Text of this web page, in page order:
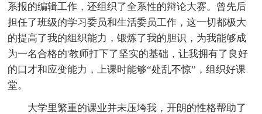
系报的编辑工作，还组织了全系性的辩论大赛。曾先后
担任了班级的学习委员和生活委员工作，这一切都极大
的提高了我的组织能力，锻炼了我的胆识，为我能够成
为一名合格的'教师打下了坚实的基础，让我拥有了良好
的口才和应变能力，上课时能够“处乱不惊”，组织好课
堂。
大学里繁重的课业并未压垮我，开朗的性格帮助了